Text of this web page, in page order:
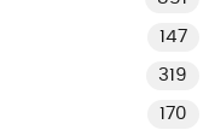
147
319
170